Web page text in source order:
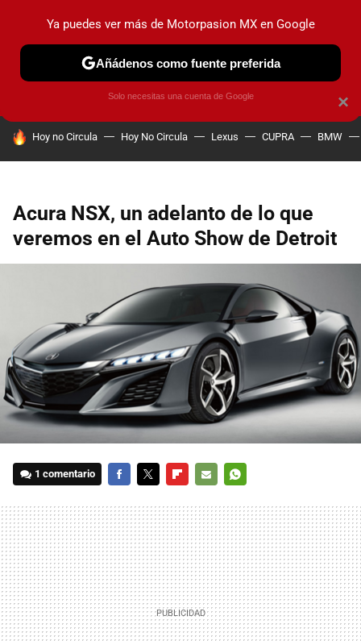
PRUEBAS INDUSTRIA HOY NO CIRCULA
HOY SE HABLA DE
Hoy no Circula Hoy No Circula Lexus CUPRA BMW
Acura NSX, un adelanto de lo que
veremos en el Auto Show de Detroit
1 comentario
MAIL
×
Ya puedes ver más de Motorpasion MX en Google
Añádenos como fuente preferida
Solo necesitas una cuenta de Google